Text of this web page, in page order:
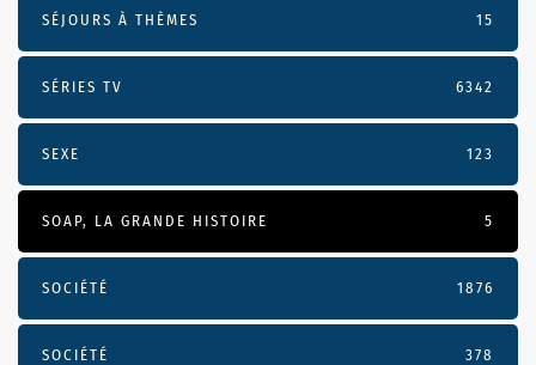
SÉJOURS À THÈMES 15
SÉRIES TV 6342
SEXE 123
SOAP, LA GRANDE HISTOIRE 5
SOCIÉTÉ 1876
SOCIÉTÉ 378